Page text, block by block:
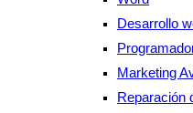
Desarrollo
Marketing
Reparación